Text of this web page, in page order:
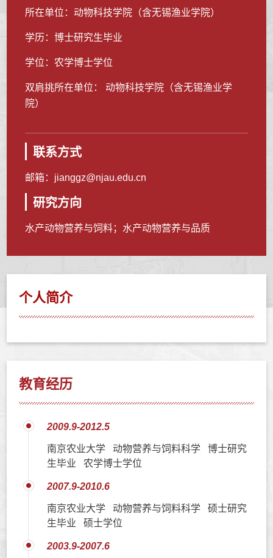
所在单位：动物科技学院（含无锡渔业学院）
学历：博士研究生毕业
学位：农学博士学位
双肩挑所在单位： 动物科技学院（含无锡渔业学
院）
联系方式
邮箱： jianggz@njau.edu.cn
研究方向
水产动物营养与饲料；水产动物营养与品质
个人简介
教育经历
2009.9-2012.5
南京农业大学 动物营养与饲料科学 博士研究
生毕业 农学博士学位
2007.9-2010.6
南京农业大学 动物营养与饲料科学 硕士研究
生毕业 硕士学位
2003.9-2007.6